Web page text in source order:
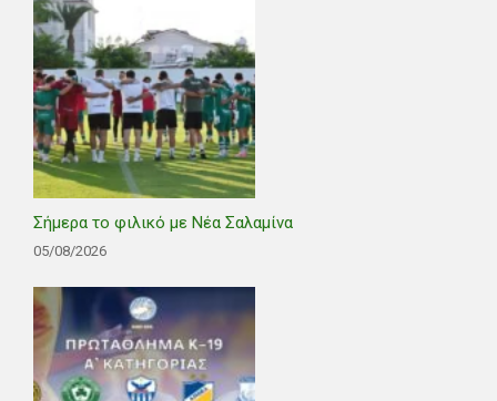
Σήμερα το φιλικό με Νέα Σαλαμίνα
05/08/2026